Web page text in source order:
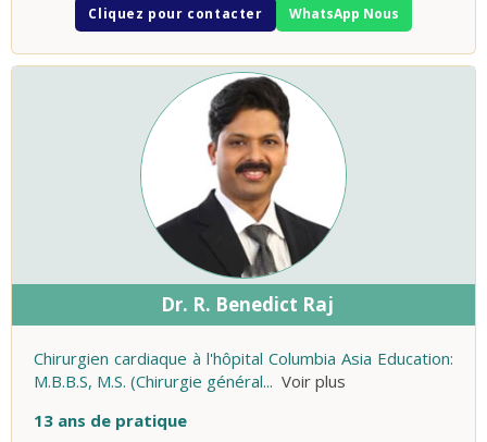
Cliquez pour contacter WhatsApp Nous
Dr. R. Benedict Raj
Chirurgien cardiaque à l'hôpital Columbia Asia Education:
M.B.B.S, M.S. (Chirurgie général... Voir plus
13 ans de pratique